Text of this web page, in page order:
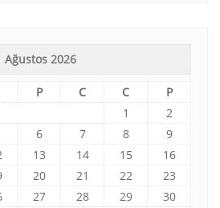
Ağustos 2026
P C C
P
1
2
6 7 8
9
13 14 15
16
20 21 22
23
27 28 29
30